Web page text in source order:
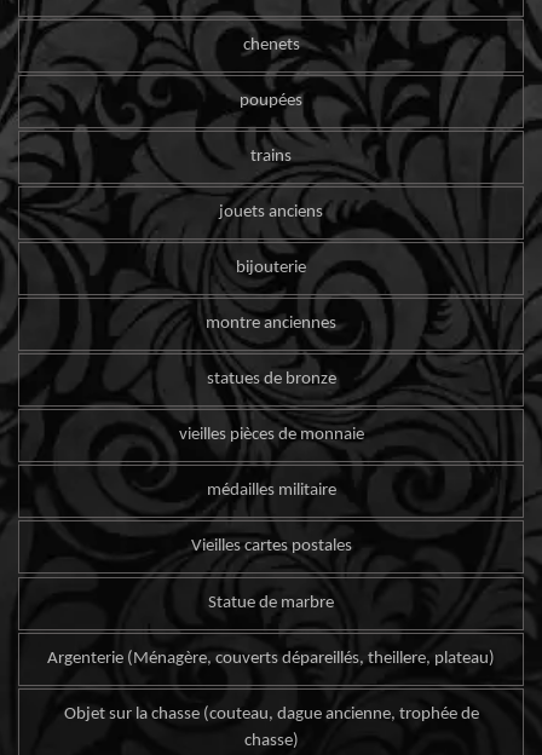
chenets
poupées
trains
jouets anciens
bijouterie
montre anciennes
statues de bronze
vieilles pièces de monnaie
médailles militaire
Vieilles cartes postales
Statue de marbre
Argenterie (Ménagère, couverts dépareillés, theillere, plateau)
Objet sur la chasse (couteau, dague ancienne, trophée de
chasse)